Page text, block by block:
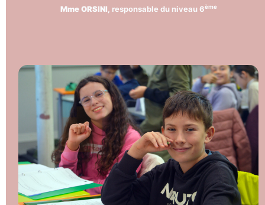
Mme ORSINI , responsable du niveau 6ème